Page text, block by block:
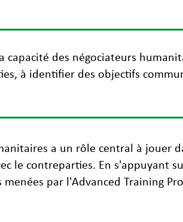
des négociateurs
à identifier des objectifs
a un rôle central à jouer
le contreparties. En s'appuyant
par l'Advanced Training